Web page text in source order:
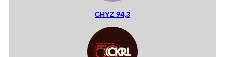
CHYZ 94,3